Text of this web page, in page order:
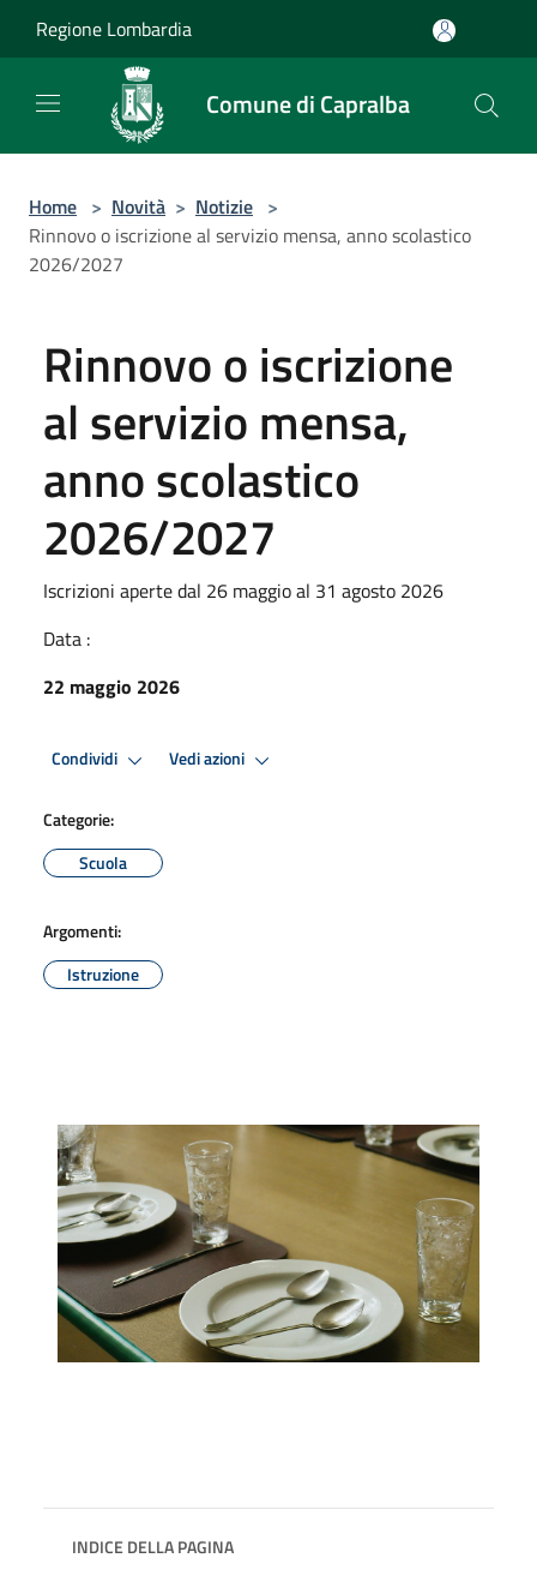
Regione Lombardia
Comune di Capralba
Home > Novità > Notizie >
Rinnovo o iscrizione al servizio mensa, anno scolastico
2026/2027
Rinnovo o iscrizione
al servizio mensa,
anno scolastico
2026/2027
Iscrizioni aperte dal 26 maggio al 31 agosto 2026
Data :
22 maggio 2026
Condividi Vedi azioni
Categorie:
Scuola
Argomenti:
Istruzione
INDICE DELLA PAGINA